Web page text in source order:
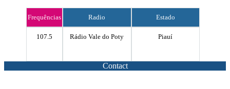
Frequências Radio Estado
107.5 Rádio Vale do Poty Piauí
Contact